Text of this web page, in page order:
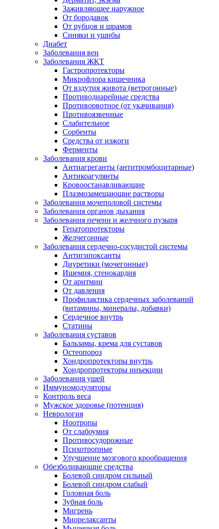
Заживляющее наружное
От бородавок
От рубцов и шрамов
Синяки и ушибы
Диабет
Заболевания вен
Заболевания ЖКТ
Гастропротекторы
Микрофлора кишечника
От вздутия живота (ветрогонные)
Противодиарейные средства
Противорвотное (от укачивания)
Противоязвенные
Слабительное
Сорбенты
Средства от изжоги
Ферменты
Заболевания крови
Антиагреганты (антитромбоцитарные)
Антикоагулянты
Кровоостанавливающие
Плазмозамещающие растворы
Заболевания мочеполовой системы
Заболевания органов дыхания
Заболевания печени и желчного пузыря
Гепатопротекторы
Желчегонные
Заболевания сердечно-сосудистой системы
Антигипоксанты
Диуретики (мочегонные)
Ишемия, стенокардия
От аритмии
От давления
Профилактика сердечных заболеваний
(витамины, минералы, добавки)
Сердечное внутрь
Статины
Заболевания суставов
Бальзамы, крема для суставов
Остеопороз
Хондропротекторы внутрь
Хондропротекторы инъекции
Заболевания ушей
Иммуномодуляторы
Контроль веса
Мужское здоровье (потенция)
Неврология
Ноотропы
От слабоумия
Противосудорожные
Психотропные
Улучшение мозгового крообращения
Обезболивающие средства
Болевой синдром сильный
Болевой синдром слабый
Головная боль
Зубная боль
Мигрень
Миорелаксанты